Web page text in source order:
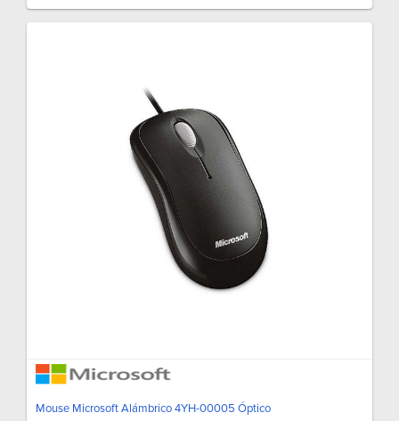
Mouse Microsoft Alámbrico 4YH-00005 Óptico